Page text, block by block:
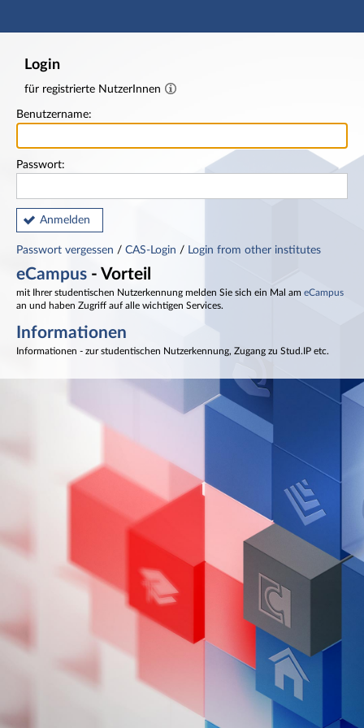
Hauptnavigation
Login
für registrierte NutzerInnen
Benutzername:
Passwort:
Anmelden
Passwort vergessen / CAS-Login / Login from other institutes
eCampus - Vorteil
mit Ihrer studentischen Nutzerkennung melden Sie sich ein Mal am eCampus
an und haben Zugriff auf alle wichtigen Services.
Informationen
Informationen - zur studentischen Nutzerkennung, Zugang zu Stud.IP etc.